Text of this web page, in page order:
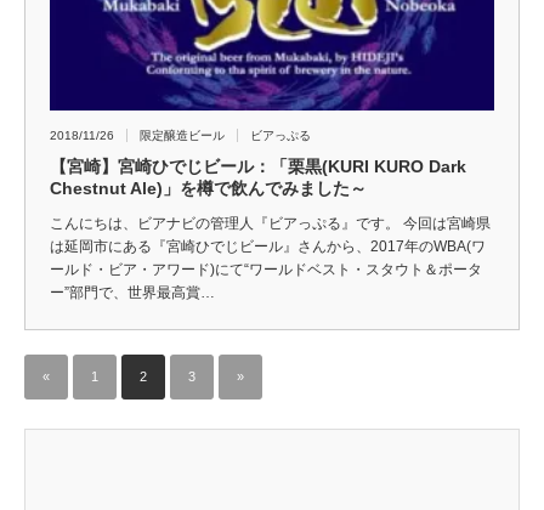
2018/11/26 限定醸造ビール ビアっぷる
【宮崎】宮崎ひでじビール：「栗黒(KURI KURO Dark
Chestnut Ale)」を樽で飲んでみました～
こんにちは、ビアナビの管理人『ビアっぷる』です。 今回は宮崎県
は延岡市にある『宮崎ひでじビール』さんから、2017年のWBA(ワ
ールド・ビア・アワード)にて“ワールドベスト・スタウト＆ポータ
ー”部門で、世界最高賞…
« 1 2 3 »